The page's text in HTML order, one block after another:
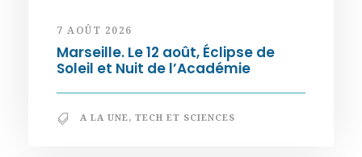
7 AOÛT 2026
Marseille. Le 12 août, Éclipse de
Soleil et Nuit de l’Académie
A LA UNE, TECH ET SCIENCES